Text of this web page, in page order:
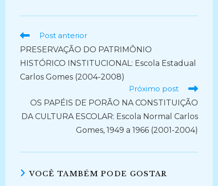
Ler
artigos
Post anterior
PRESERVAÇÃO DO PATRIMÔNIO
HISTÓRICO INSTITUCIONAL: Escola Estadual
Carlos Gomes (2004-2008)
Próximo post
OS PAPÉIS DE PORÃO NA CONSTITUIÇÃO
DA CULTURA ESCOLAR: Escola Normal Carlos
Gomes, 1949 a 1966 (2001-2004)
VOCÊ TAMBÉM PODE GOSTAR